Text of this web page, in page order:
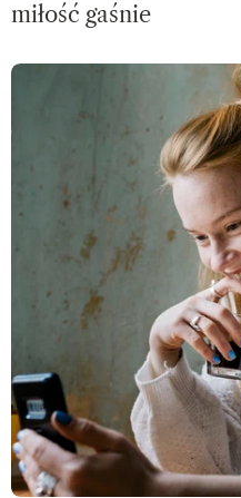
miłość gaśnie